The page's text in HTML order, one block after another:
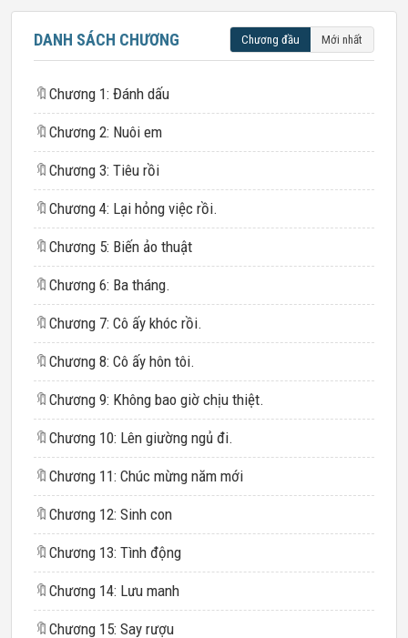
DANH SÁCH CHƯƠNG Chương đầu Mới nhất
🔖 Chương 1: Đánh dấu
🔖 Chương 2: Nuôi em
🔖 Chương 3: Tiêu rồi
🔖 Chương 4: Lại hỏng việc rồi.
🔖 Chương 5: Biến ảo thuật
🔖 Chương 6: Ba tháng.
🔖 Chương 7: Cô ấy khóc rồi.
🔖 Chương 8: Cô ấy hôn tôi.
🔖 Chương 9: Không bao giờ chịu thiệt.
🔖 Chương 10: Lên giường ngủ đi.
🔖 Chương 11: Chúc mừng năm mới
🔖 Chương 12: Sinh con
🔖 Chương 13: Tình động
🔖 Chương 14: Lưu manh
🔖 Chương 15: Say rượu